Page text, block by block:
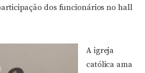
dos funcionários no hall
A igreja
católica ama